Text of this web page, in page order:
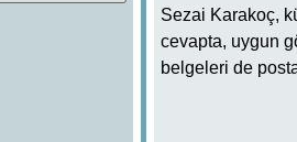
Sezai Karakoç,
cevapta, uygun
belgeleri de